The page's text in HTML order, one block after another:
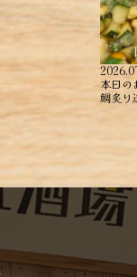
本日
鯛炙